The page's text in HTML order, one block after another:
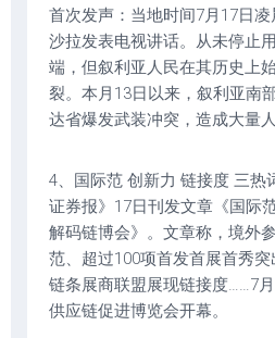
首次发声：当地时间7月17日
沙拉发表电视讲话。从未停止
端，但叙利亚人民在其历史上
裂。本月13日以来，叙利亚南
达省爆发武装冲突，造成大量人
4、国际范 创新力 链接度 三热
证券报》17日刊发文章《国际
解码链博会》。文章称，境外
范、超过100项首发首展首秀
链条展商联盟展现链接度……7
供应链促进博览会开幕。